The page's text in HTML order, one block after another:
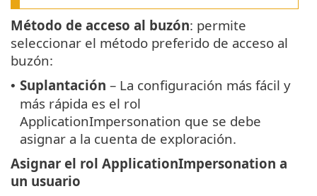
Método de acceso al buzón: permite
seleccionar el método preferido de acceso al
buzón:
• Suplantación – La configuración más fácil y
más rápida es el rol
ApplicationImpersonation que se debe
asignar a la cuenta de exploración.
Asignar el rol ApplicationImpersonation a
un usuario